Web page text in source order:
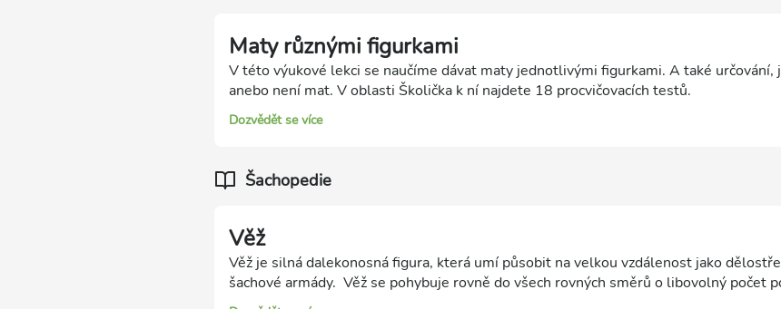
Maty různými figurkami
V této výukové lekci se naučíme dávat maty jednotlivými figurkami. A také určování,
anebo není mat. V oblasti Školička k ní najdete 18 procvičovacích testů.
Dozvědět se více
Šachopedie
Věž
Věž je silná dalekonosná figura, která umí působit na velkou vzdálenost jako
šachové armády. Věž se pohybuje rovně do všech rovných směrů o libovolný počet
spočívá v působení na velkou vzdálenost po sloupcích a řadách. Především otevřené